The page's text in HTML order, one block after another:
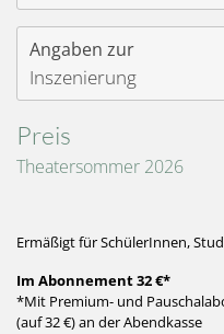
Angaben zur
Inszenierung
Preis
Theatersommer 2026
Ermäßigt für SchülerInnen,
Im Abonnement 32 €*
*Mit Premium- und
(auf 32 €) an der Abendkasse